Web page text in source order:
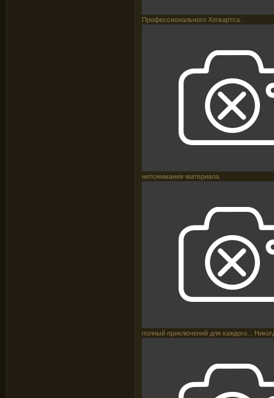
Профессионального Хогвартса.
непонимания материала.
полный приключений для каждого...